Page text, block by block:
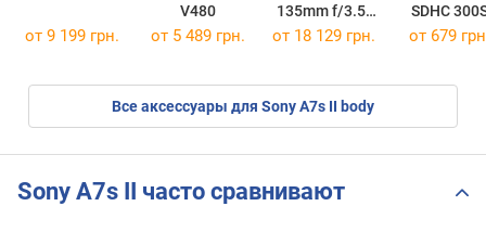
V480
135mm f/3.5-
5.6 G FE OSS
SDHC
SDHC 300S
от 9 199 грн. от 5 489 грн. от 18 129 грн. от 679
Все аксессуары для Sony A7s II body
Sony A7s II часто сравнивают